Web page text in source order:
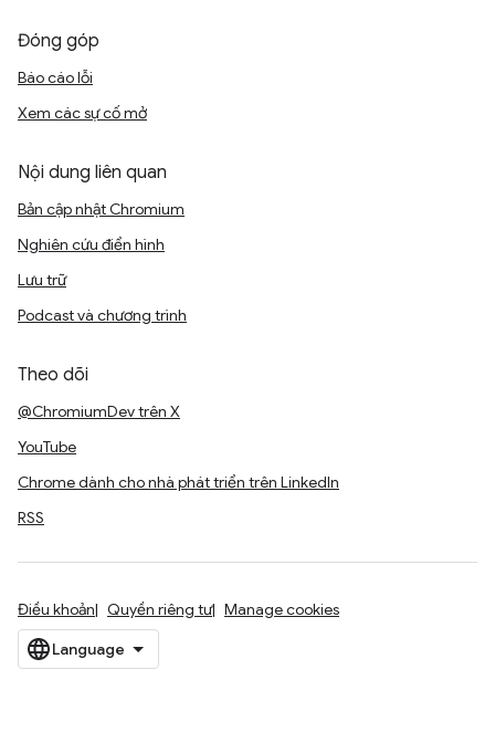
Đóng góp
Báo cáo lỗi
Xem các sự cố mở
Nội dung liên quan
Bản cập nhật Chromium
Nghiên cứu điển hình
Lưu trữ
Podcast và chương trình
Theo dõi
@ChromiumDev trên X
YouTube
Chrome dành cho nhà phát triển trên LinkedIn
RSS
Điều khoản Quyền riêng tư Manage cookies